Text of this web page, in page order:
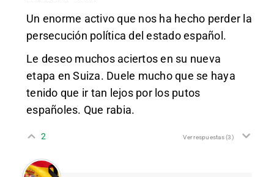
Un enorme activo que nos ha hecho perder la
persecución política del estado español.
Le deseo muchos aciertos en su nueva
etapa en Suiza. Duele mucho que se haya
tenido que ir tan lejos por los putos
españoles. Que rabia.
2 Ver respuestas(3)